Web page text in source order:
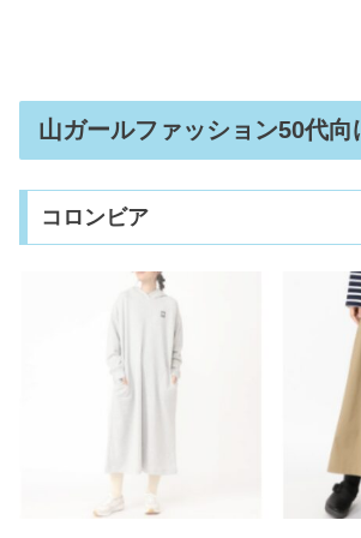
山ガールファッション50代向
コロンビア